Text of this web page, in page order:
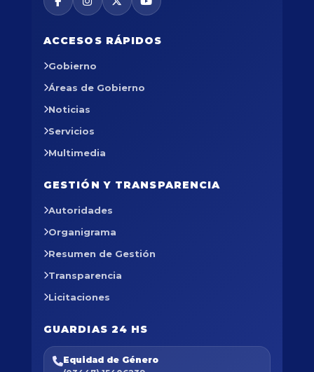
ACCESOS RÁPIDOS
Gobierno
Áreas de Gobierno
Noticias
Servicios
Multimedia
GESTIÓN Y TRANSPARENCIA
Autoridades
Organigrama
Resumen de Gestión
Transparencia
Licitaciones
GUARDIAS 24 HS
Equidad de Género